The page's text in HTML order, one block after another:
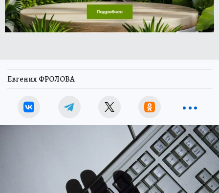
Евгения ФРОЛОВА